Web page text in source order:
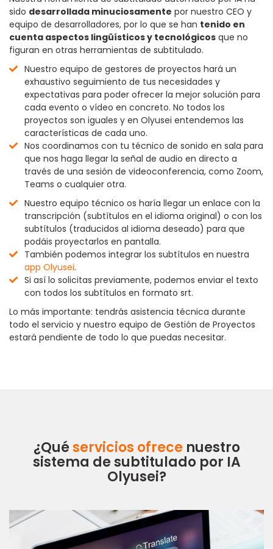
sido desarrollada minuciosamente por nuestro CEO y
equipo de desarrolladores, por lo que se han tenido en
cuenta aspectos lingüísticos y tecnológicos que no
figuran en otras herramientas de subtitulado.
Nuestro equipo de gestores de proyectos hará un
exhaustivo seguimiento de tus necesidades y
expectativas para poder ofrecer la mejor solución para
cada evento o vídeo en concreto. No todos los
proyectos son iguales y en Olyusei entendemos las
características de cada uno.
Nos coordinamos con tu técnico de sonido en sala para
que nos haga llegar la señal de audio en directo a
través de una sesión de videoconferencia, como Zoom,
Teams o cualquier otra.
Nuestro equipo técnico os haría llegar un enlace con la
transcripción (subtítulos en el idioma original) o con los
subtítulos (traducidos al idioma deseado) para que
podáis proyectarlos en pantalla.
También podemos integrar los subtítulos en nuestra
app Olyusei.
Si así lo solicitas previamente, podemos enviar el texto
con todos los subtítulos en formato srt.
Lo más importante: tendrás asistencia técnica durante
todo el servicio y nuestro equipo de Gestión de Proyectos
estará pendiente de todo lo que puedas necesitar.
¿Quéservicios ofrece nuestro
sistema de subtitulado por IA
Olyusei?